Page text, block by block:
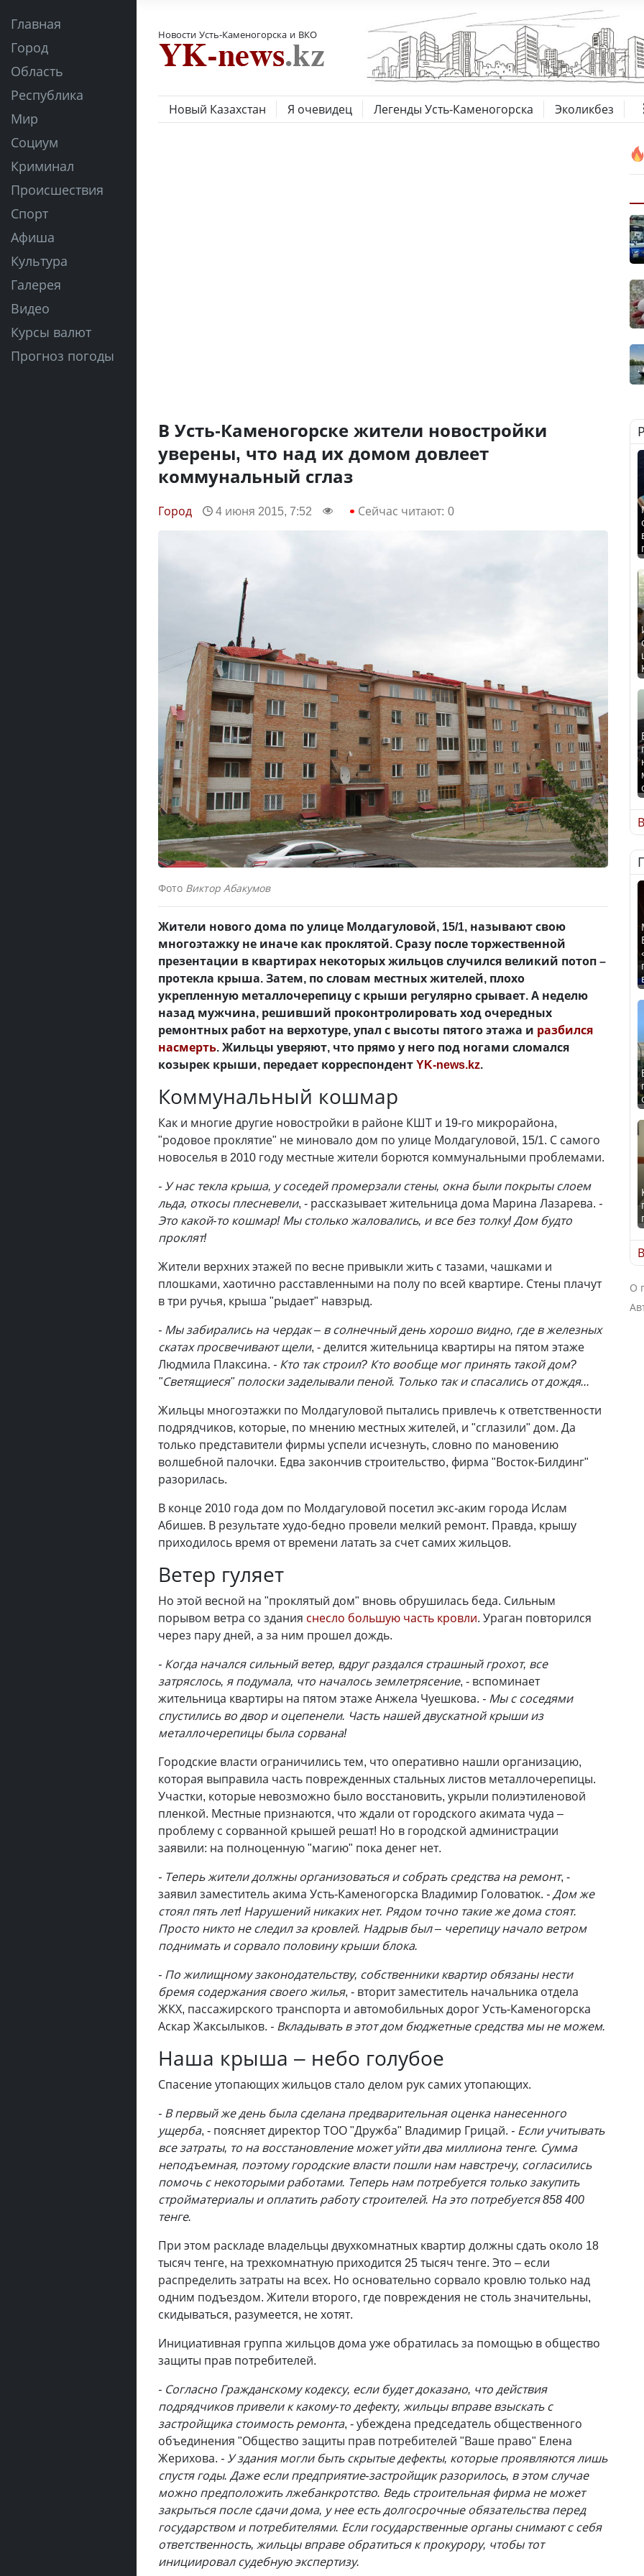
Главная
Город
Область
Республика
Мир
Социум
Криминал
Происшествия
Спорт
Афиша
Культура
Галерея
Видео
Курсы валют
Прогноз погоды
Новости Усть-Каменогорска и ВКО
Новый Казахстан Я очевидец Легенды Усть-Каменогорска Эколикбез
В Усть-Каменогорске жители новостройки
уверены, что над их домом довлеет
коммунальный сглаз
Город 4 июня 2015, 7:52 Сейчас читают: 0
Фото Виктор Абакумов
Жители нового дома по улице Молдагуловой, 15/1, называют свою
многоэтажку не иначе как проклятой. Cразу после торжественной
презентации в квартирах некоторых жильцов случился великий потоп –
протекла крыша. Затем, по словам местных жителей, плохо
укрепленную металлочерепицу с крыши регулярно срывает. А неделю
назад мужчина, решивший проконтролировать ход очередных
ремонтных работ на верхотуре, упал с высоты пятого этажа и разбился
насмерть. Жильцы уверяют, что прямо у него под ногами сломался
козырек крыши, передает корреспондентYK-news.kz.
Коммунальный кошмар
Как и многие другие новостройки в районе КШТ и 19-го микрорайона,
"родовое проклятие" не миновало дом по улице Молдагуловой, 15/1. С самого
новоселья в 2010 году местные жители борются коммунальными проблемами.
- У нас текла крыша, у соседей промерзали стены, окна были покрыты слоем
льда, откосы плесневели, - рассказывает жительница дома Марина Лазарева. -
Это какой-то кошмар! Мы столько жаловались, и все без толку! Дом будто
проклят!
Жители верхних этажей по весне привыкли жить с тазами, чашками и
плошками, хаотично расставленными на полу по всей квартире. Стены плачут
в три ручья, крыша "рыдает" навзрыд.
- Мы забирались на чердак – в солнечный день хорошо видно, где в железных
скатах просвечивают щели, - делится жительница квартиры на пятом этаже
Людмила Плаксина. - Кто так строил? Кто вообще мог принять такой дом?
"Светящиеся" полоски заделывали пеной. Только так и спасались от дождя...
Жильцы многоэтажки по Молдагуловой пытались привлечь к ответственности
подрядчиков, которые, по мнению местных жителей, и "сглазили" дом. Да
только представители фирмы успели исчезнуть, словно по мановению
волшебной палочки. Едва закончив строительство, фирма "Восток-Билдинг"
разорилась.
В конце 2010 года дом по Молдагуловой посетил экс-аким города Ислам
Абишев. В результате худо-бедно провели мелкий ремонт. Правда, крышу
приходилось время от времени латать за счет самих жильцов.
Ветер гуляет
Но этой весной на "проклятый дом" вновь обрушилась беда. Сильным
порывом ветра со здания снесло большую часть кровли. Ураган повторился
через пару дней, а за ним прошел дождь.
- Когда начался сильный ветер, вдруг раздался страшный грохот, все
затряслось, я подумала, что началось землетрясение, - вспоминает
жительница квартиры на пятом этаже Анжела Чуешкова. - Мы с соседями
спустились во двор и оцепенели. Часть нашей двускатной крыши из
металлочерепицы была сорвана!
Городские власти ограничились тем, что оперативно нашли организацию,
которая выправила часть поврежденных стальных листов металлочерепицы.
Участки, которые невозможно было восстановить, укрыли полиэтиленовой
пленкой. Местные признаются, что ждали от городского акимата чуда –
проблему с сорванной крышей решат! Но в городской администрации
заявили: на полноценную "магию" пока денег нет.
- Теперь жители должны организоваться и собрать средства на ремонт, -
заявил заместитель акима Усть-Каменогорска Владимир Головатюк. - Дом же
стоял пять лет! Нарушений никаких нет. Рядом точно такие же дома стоят.
Просто никто не следил за кровлей. Надрыв был – черепицу начало ветром
поднимать и сорвало половину крыши блока.
- По жилищному законодательству, собственники квартир обязаны нести
бремя содержания своего жилья, - вторит заместитель начальника отдела
ЖКХ, пассажирского транспорта и автомобильных дорог Усть-Каменогорска
Аскар Жаксылыков. - Вкладывать в этот дом бюджетные средства мы не можем.
Наша крыша – небо голубое
Спасение утопающих жильцов стало делом рук самих утопающих.
- В первый же день была сделана предварительная оценка нанесенного
ущерба, - поясняет директор ТОО "Дружба" Владимир Грицай. - Если учитывать
все затраты, то на восстановление может уйти два миллиона тенге. Сумма
неподъемная, поэтому городские власти пошли нам навстречу, согласились
помочь с некоторыми работами. Теперь нам потребуется только закупить
стройматериалы и оплатить работу строителей. На это потребуется 858 400
тенге.
При этом раскладе владельцы двухкомнатных квартир должны сдать около 18
тысяч тенге, на трехкомнатную приходится 25 тысяч тенге. Это – если
распределить затраты на всех. Но основательно сорвало кровлю только над
одним подъездом. Жители второго, где повреждения не столь значительны,
скидываться, разумеется, не хотят.
Инициативная группа жильцов дома уже обратилась за помощью в общество
защиты прав потребителей.
- Согласно Гражданскому кодексу, если будет доказано, что действия
подрядчиков привели к какому-то дефекту, жильцы вправе взыскать с
застройщика стоимость ремонта, - убеждена председатель общественного
объединения "Общество защиты прав потребителей "Ваше право" Елена
Жерихова. - У здания могли быть скрытые дефекты, которые проявляются лишь
спустя годы. Даже если предприятие-застройщик разорилось, в этом случае
можно предположить лжебанкротство. Ведь строительная фирма не может
закрыться после сдачи дома, у нее есть долгосрочные обязательства перед
государством и потребителями. Если государственные органы снимают с себя
ответственность, жильцы вправе обратиться к прокурору, чтобы тот
инициировал судебную экспертизу.
О